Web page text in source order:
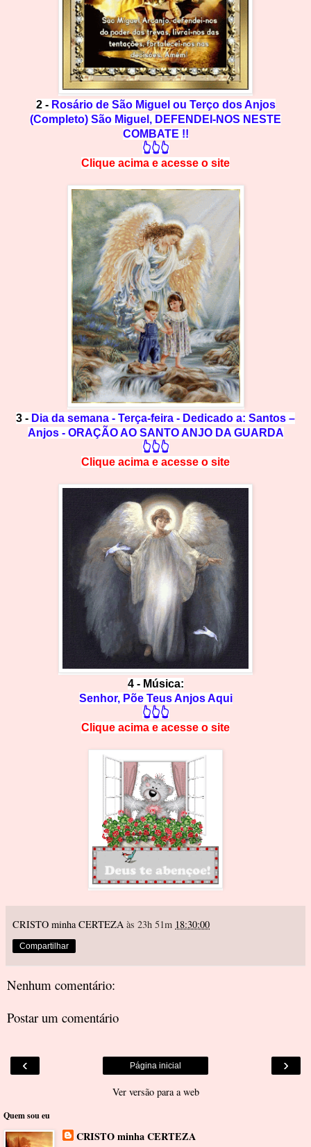
2 - Rosário de São Miguel ou Terço dos Anjos
(Completo) São Miguel, DEFENDEI-NOS NESTE
COMBATE !!
👆👆👆
Clique acima e acesse o site
3 - Dia da semana - Terça-feira - Dedicado a: Santos –
Anjos - ORAÇÃO AO SANTO ANJO DA GUARDA
👆👆👆
Clique acima e acesse o site
4 - Música:
Senhor, Põe Teus Anjos Aqui
👆👆👆
Clique acima e acesse o site
CRISTO minha CERTEZA às 23h 51m 18:30:00
Compartilhar
Nenhum comentário:
Postar um comentário
‹ ›
Página inicial
Ver versão para a web
Quem sou eu
CRISTO minha CERTEZA